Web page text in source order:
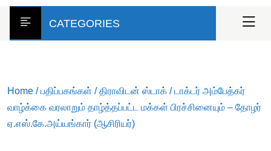
CATEGORIES
Home /பதிப்பகங்கள் /திராவிடன் ஸ்டாக் / டாக்டர் அம்பேத்கர்
வாழ்க்கை வரலாறும் தாழ்த்தப்பட்ட மக்கள் பிரச்சினையும் – தோழர்
ஏ.எஸ்.கே.அய்யங்கார் (ஆசிரியர்)